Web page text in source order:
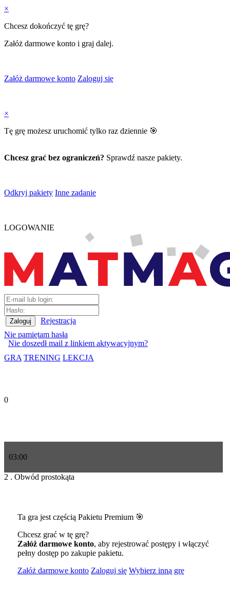
×
Chcesz dokończyć tę grę?
Załóż darmowe konto i graj dalej.
Załóż darmowe konto Zaloguj się
×
Tę grę możesz uruchomić tylko raz dziennie 🎯
Chcesz grać bez ograniczeń? Sprawdź nasze pakiety.
Odkryj pakiety Inne zadanie
LOGOWANIE
Rejestracja
Nie pamiętam hasła
Nie doszedł mail z linkiem aktywacyjnym?
GRA TRENING LEKCJA
0
03:00
2 . Obwód prostokąta
Ta gra jest częścią Pakietu Premium 🎯
Chcesz grać w tę grę?
Załóż darmowe konto, aby rejestrować postępy i włączyć
pełny dostęp po zakupie pakietu.
Załóż darmowe konto Zaloguj się Wybierz inną grę